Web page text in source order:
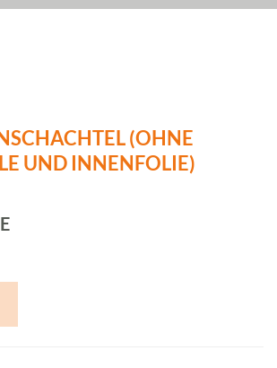
(OHNE
UND INNENFOLIE)